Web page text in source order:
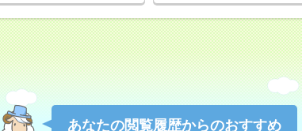
あなたの閲覧履歴からのおすすめ